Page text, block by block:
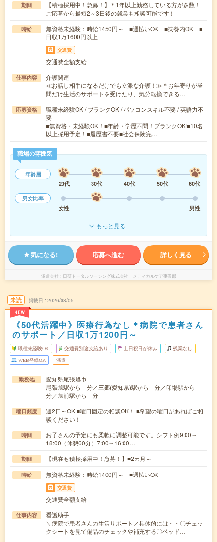
期間
【積極採用中！急募！】＊1年以上勤務している方が多数！
ご応募から最短2～3日後の就業も相談可能です！
時給
無資格未経験：時給1450円～ ■週払いOK ■扶養内OK ■
日収1万1600円以上
交通費
交通費全額支給
仕事内容
介護関連
≪お話し相手になるだけでも立派な介護！≫＊お年寄りが昼
間だけ生活のサポートを受けたり、気分転換できる…
応募資格
職種未経験OK / ブランクOK / パソコンスキル不要 / 英語力不
要
■無資格・未経験OK！■年齢・学歴不問！ブランクOK!■10名
以上採用予定！■履歴書不要■社会保険完…
職場の雰囲気
年齢層
20代
30代 40代 50代
60代
男女比率
女性
男性
もっと見る
気になる! 応募へ進む 詳しく見る
派遣会社 日研トータルソーシング株式会社 メディカルケア事業部
未読
NEW
掲載日 2026/08/05
《50代活躍中》医療行為なし＊病院で患者さん
のサポート／日収1万1200円～
職種未経験OK 交通費別途支給あり 土日祝日が休み 残業なし
WEB登録OK 派遣
勤務地
愛知県尾張旭市
尾張旭駅から---分／三郷(愛知県)駅から---分／印場駅から---
分／旭前駅から---分
曜日頻度
週2日～OK ■曜日固定の相談OK！ ■希望の曜日があればご相
談ください！
時間
お子さんの予定にも柔軟に調整可能です。シフト例9:00～
18:00（休憩60分）7:00～16:00…
期間 【現在も積極採用中！急募！】■2カ月～
時給 無資格未経験：時給1400円～ ■週払いOK
交通費
交通費全額支給
仕事内容
看護助手
＼病院で患者さんの生活サポート／具体的には・・〇チェッ
クシートを見て備品のチェックや補充する〇ベッド…